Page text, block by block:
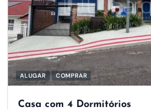
ALUGAR COMPRAR
Casa com 4 Dormitórios